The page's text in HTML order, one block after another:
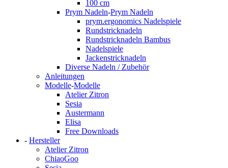
100 cm
Prym Nadeln-Prym Nadeln
prym.ergonomics Nadelspiele
Rundstricknadeln
Rundstricknadeln Bambus
Nadelspiele
Jackenstricknadeln
Diverse Nadeln / Zubehör
Anleitungen
Modelle-Modelle
Atelier Zitron
Sesia
Austermann
Elisa
Free Downloads
- Hersteller
Atelier Zitron
ChiaoGoo